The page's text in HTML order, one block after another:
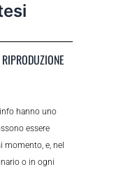
hanno uno
essere
momento, e, nel
o in ogni